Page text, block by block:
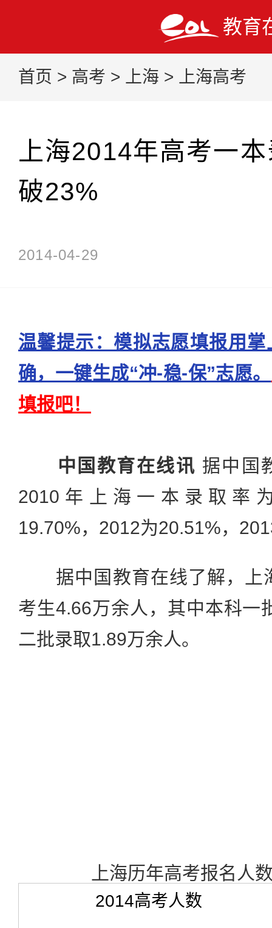
教育
首页 > 高考 > 上海 > 上海高考
上海2014年高考一
破23%
2014-04-29
温馨提示：模拟志愿填报用
确，一键生成“冲-稳-保”志愿。
填报吧！
中国教育在线讯 据中国
2010年上海一本录取率
19.70%，2012为20.51%，
据中国教育在线了解，上
考生4.66万余人，其中本科一
二批录取1.89万余人。
上海历年高考报名人
2014高考人数